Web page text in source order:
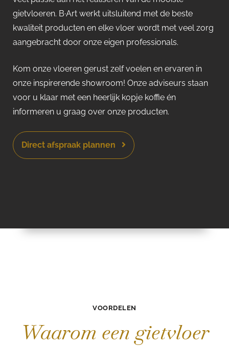
gietvloeren. B·Art werkt uitsluitend met de beste
kwaliteit producten en elke vloer wordt met veel zorg
aangebracht door onze eigen professionals.
Kom onze vloeren gerust zelf voelen en ervaren in
onze inspirerende showroom! Onze adviseurs staan
voor u klaar met een heerlijk kopje koffie én
informeren u graag over onze producten.
Direct afspraak plannen
VOORDELEN
Waarom een gietvloer